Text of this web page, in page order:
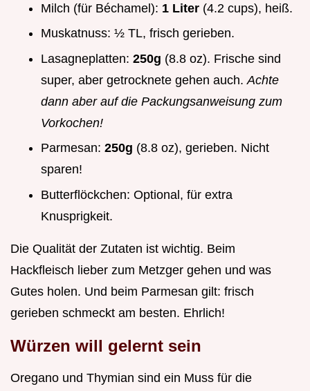
Milch (für Béchamel): 1 Liter (4.2 cups), heiß.
Muskatnuss: ½ TL, frisch gerieben.
Lasagneplatten: 250g (8.8 oz). Frische sind
super, aber getrocknete gehen auch. Achte
dann aber auf die Packungsanweisung zum
Vorkochen!
Parmesan: 250g (8.8 oz), gerieben. Nicht
sparen!
Butterflöckchen: Optional, für extra
Knusprigkeit.
Die Qualität der Zutaten ist wichtig. Beim
Hackfleisch lieber zum Metzger gehen und was
Gutes holen. Und beim Parmesan gilt: frisch
gerieben schmeckt am besten. Ehrlich!
Würzen will gelernt sein
Oregano und Thymian sind ein Muss für die